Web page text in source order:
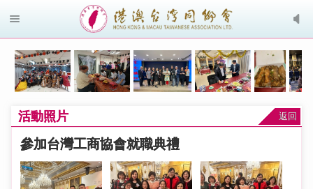
活動照片 返回
參加台灣工商協會就職典禮